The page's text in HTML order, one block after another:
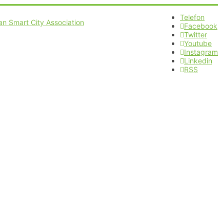
Telefon
Facebook
Twitter
Youtube
Instagram
Linkedin
RSS